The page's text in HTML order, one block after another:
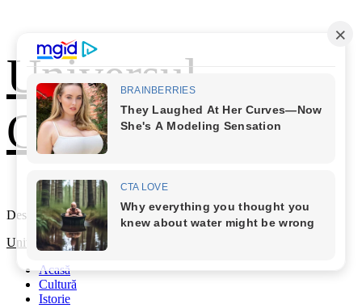
content
Universul
Cunoașterii
Descoperă Lumea
Primary
Universul Cunoașterii
Acasă
Cultură
Istorie